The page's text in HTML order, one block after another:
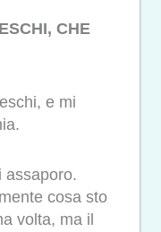
CHE
e mi
assaporo.
cosa sto
volta, ma il